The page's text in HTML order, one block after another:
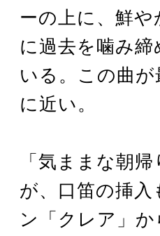
ーの上に、鮮
に過去を噛み
いる。この曲
に近い。
「気ままな朝
が、口笛の挿
ン「クレア」